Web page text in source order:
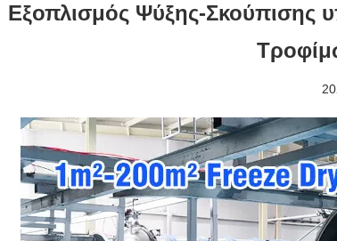
Εξοπλισμός Ψύξης-Σκούπισης